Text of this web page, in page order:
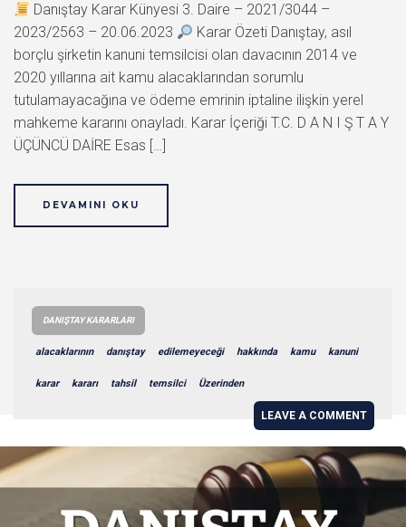
Danıştay Karar Künyesi 3. Daire – 2021/3044 –
2023/2563 – 20.06.2023
Karar Özeti Danıştay, asıl
borçlu şirketin kanuni temsilcisi olan davacının 2014 ve
2020 yıllarına ait kamu alacaklarından sorumlu
tutulamayacağına ve ödeme emrinin iptaline ilişkin yerel
mahkeme kararını onayladı. Karar İçeriği T.C. D A N I Ş T A Y
ÜÇÜNCÜ DAİRE Esas […]
DEVAMINI OKU
DANIŞTAY KARARLARI
alacaklarının danıştay edilemeyeceği hakkında kamu kanuni
karar kararı tahsil temsilci Üzerinden
LEAVE A COMMENT